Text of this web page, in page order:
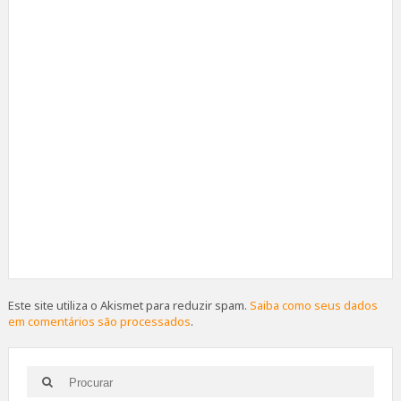
Este site utiliza o Akismet para reduzir spam. Saiba como seus dados
em comentários são processados.
Search
for:
Search